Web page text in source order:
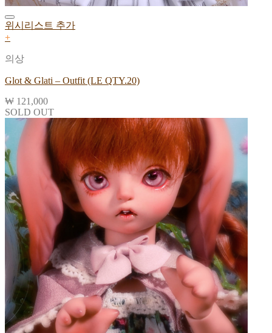
위시리스트 추가
+
의상
Glot & Glati – Outfit (LE QTY.20)
₩ 121,000
SOLD OUT